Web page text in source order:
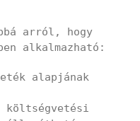
arról, hogy
alkalmazható:
alapjának